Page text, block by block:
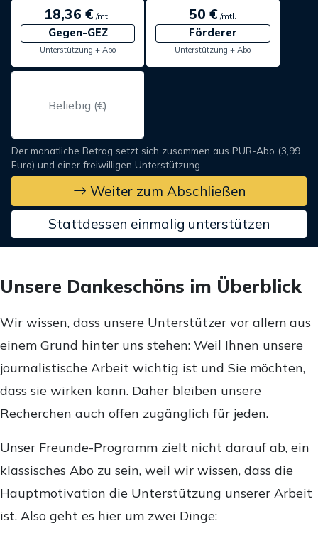
18,36 €/mtl.
Gegen-GEZ
Unterstützung + Abo
50 € /mtl.
Förderer
Unterstützung + Abo
Der monatliche Betrag setzt sich zusammen aus PUR-Abo (3,99
Euro) und einer freiwilligen Unterstützung.
Weiter zum Abschließen
Stattdessen einmalig unterstützen
Unsere Dankeschöns im Überblick
Wir wissen, dass unsere Unterstützer vor allem aus
einem Grund hinter uns stehen: Weil Ihnen unsere
journalistische Arbeit wichtig ist und Sie möchten,
dass sie wirken kann. Daher bleiben unsere
Recherchen auch offen zugänglich für jeden.
Unser Freunde-Programm zielt nicht darauf ab, ein
klassisches Abo zu sein, weil wir wissen, dass die
Hauptmotivation die Unterstützung unserer Arbeit
ist. Also geht es hier um zwei Dinge: